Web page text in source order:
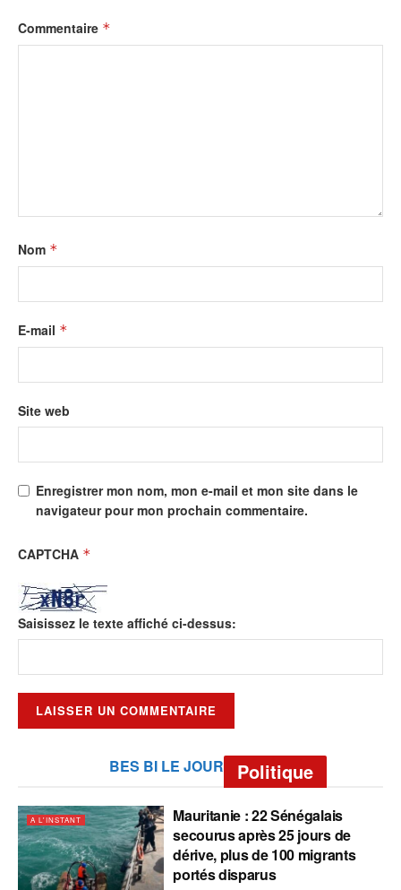
Commentaire *
Nom *
E-mail *
Site web
Enregistrer mon nom, mon e-mail et mon site dans le
navigateur pour mon prochain commentaire.
CAPTCHA *
Saisissez le texte affiché ci-dessus:
BES BI LE JOUR Politique
A L'INSTANT
Mauritanie : 22 Sénégalais
secourus après 25 jours de
dérive, plus de 100 migrants
portés disparus